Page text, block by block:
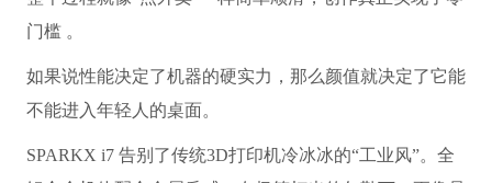
门槛 。
如果说性能决定了机器的硬实力，那么颜值就决定了它能
不能进入年轻人的桌面。
SPARKX i7 告别了传统3D打印机冷冰冰的“工业风”。全